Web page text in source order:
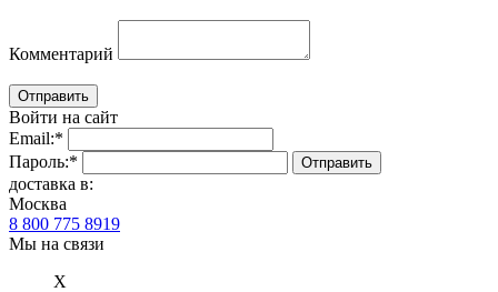
Комментарий
Войти на сайт
Email:*
Пароль:*
доставка в:
Москва
8 800 775 8919
Мы на связи
Х